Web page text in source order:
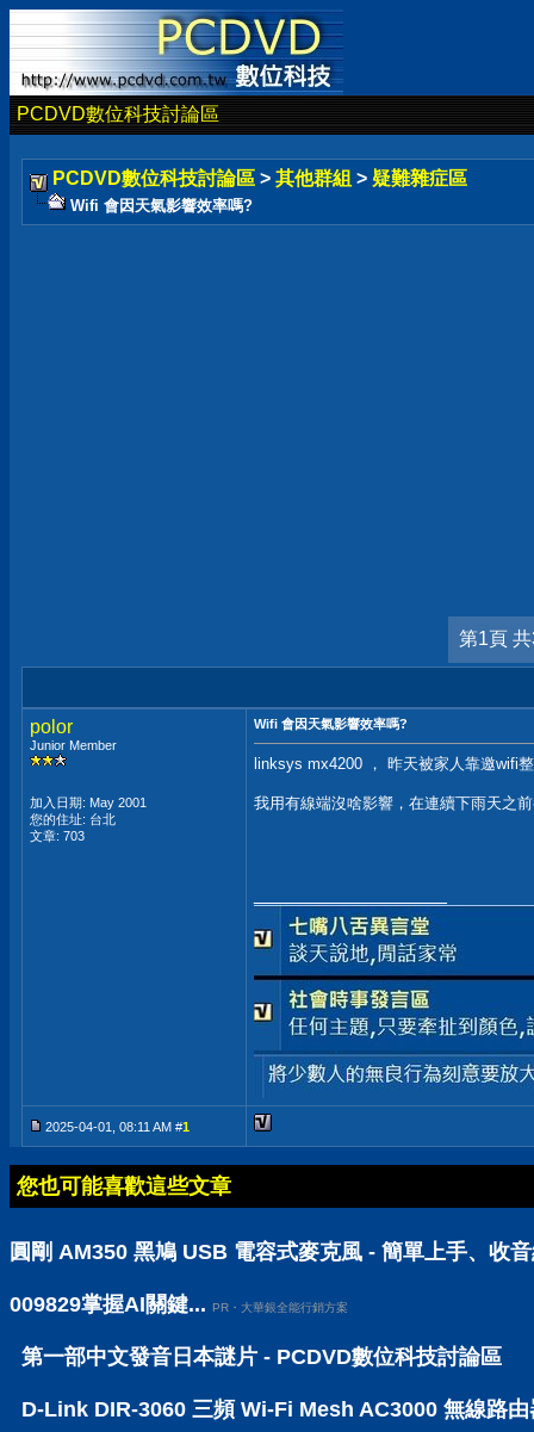
PCDVD數位科技討論區
PCDVD數位科技討論區 > 其他群組 > 疑難雜症區
Wifi 會因天氣影響效率嗎?
第1頁
polor
Junior Member
加入日期: May 2001
您的住址: 台北
文章: 703
Wifi 會因天氣影響效率嗎?
linksys mx4200 ， 昨天被家人靠邀wifi
我用有線端沒啥影響，在連續下雨天之
2025-04-01, 08:11 AM #1
您也可能喜歡這些文章
圓剛 AM350 黑鳩 USB 電容式麥克風 - 簡單上手、收
009829掌握AI關鍵... PR・大華銀全能行銷方案
第一部中文發音日本謎片 - PCDVD數位科技討論區
D-Link DIR-3060 三頻 Wi-Fi Mesh AC3000 無線路